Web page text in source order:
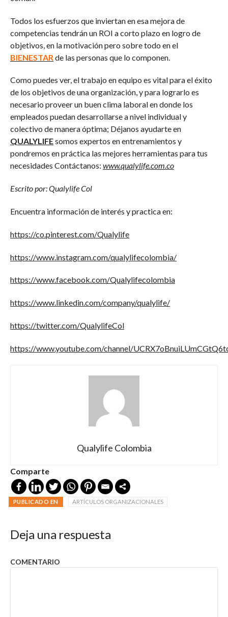
Todos los esfuerzos que inviertan en esa mejora de
competencias tendrán un ROI a corto plazo en logro de
objetivos, en la motivación pero sobre todo en el
BIENESTAR de las personas que lo componen.
Como puedes ver, el trabajo en equipo es vital para el éxito
de los objetivos de una organización, y para lograrlo es
necesario proveer un buen clima laboral en donde los
empleados puedan desarrollarse a nivel individual y
colectivo de manera óptima; Déjanos ayudarte en
QUALYLIFEsomos expertos en entrenamientos y
pondremos en práctica las mejores herramientas para tus
necesidades Contáctanos: www.qualylife.com.co
Escrito por: Qualylife Col
Encuentra información de interés y practica en:
https://co.pinterest.com/Qualylife
https://www.instagram.com/qualylifecolombia/
https://www.facebook.com/Qualylifecolombia
https://www.linkedin.com/company/qualylife/
https://twitter.com/QualylifeCol
https://www.youtube.com/channel/
Qualylife Colombia
Comparte
PUBLICADO EN ARTÍCULOS ORGANIZACIONALES
Deja una respuesta
COMENTARIO